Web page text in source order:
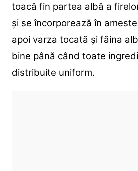
toacă fin partea albă a
și se încorporează în
apoi varza tocată și făina
bine până când toate
distribuite uniform.